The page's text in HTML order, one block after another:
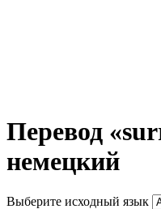
Перевод
немецкий
Выберите исходный язык